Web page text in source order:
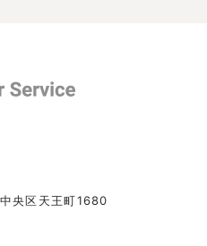
央区天王町1680